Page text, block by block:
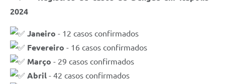
2024
Janeiro - 12 casos confirmados
Fevereiro - 16 casos confirmados
Março - 29 casos confirmados
Abril - 42 casos confirmados